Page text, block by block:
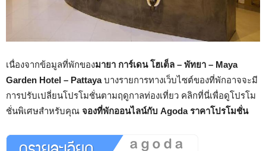
เนื่องจากข้อมูลที่พักของมายา การ์เดน โฮเต็ล – พัทยา – Maya
Garden Hotel – Pattayaบางรายการทางเว็บไซต์ของที่พักอาจจะมี
การปรับเปลี่ยนโปรโมชั่นตามฤดูกาลท่องเที่ยว คลิกที่นี่เพื่อดูโปรโม
ชั่นพิเศษสำหรับคุณ จองที่พักออนไลน์กับ Agoda ราคาโปรโมชั่น